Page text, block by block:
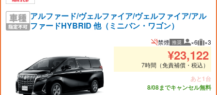
アルファード/ヴェルファイア/ヴェルファイア/アル
ファードHYBRID 他（ミニバン・ワゴン）
禁煙 推奨 推奨人数
×6 推奨
×3
¥23,122
7時間（免責補償・税込）
あと1台
8/08までキャンセル無料